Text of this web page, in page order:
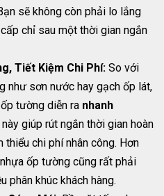
sẽ không còn phải lo lắng
chỉ sau một thời gian ngắn
Tiết Kiệm Chi Phí: So với
như sơn nước hay gạch ốp lát,
tường diễn ra nhanh
giúp rút ngắn thời gian hoàn
thiểu chi phí nhân công. Hơn
ốp tường cũng rất phải
phân khúc khách hàng.